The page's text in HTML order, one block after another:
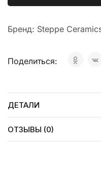
Бренд: Steppe
Поделиться:
ДЕТАЛИ
ОТЗЫВЫ (0)